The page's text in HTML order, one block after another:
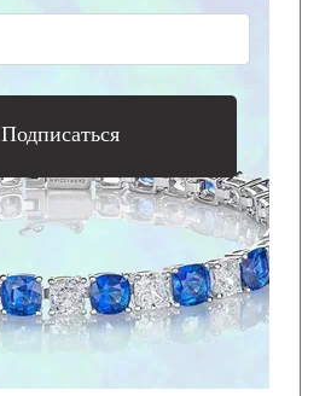
Подписаться